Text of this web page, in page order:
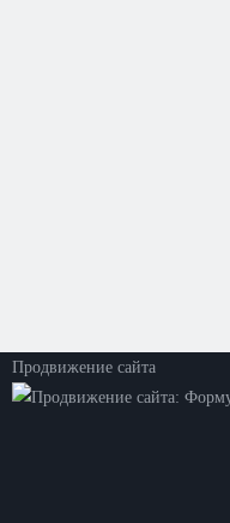
Продвижение сайта